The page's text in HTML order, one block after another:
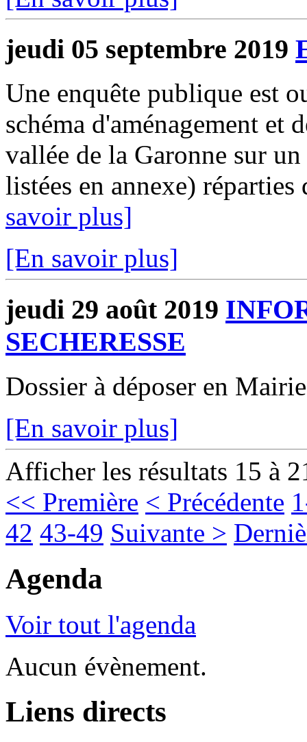
jeudi 05 septembre 2019
Une enquête publique est
schéma d'aménagement et
vallée de la Garonne sur
listées en annexe) réparties
savoir plus]
[En savoir plus]
jeudi 29 août 2019
SECHERESSE
Dossier à déposer en Mairie
[En savoir plus]
Afficher les résultats 15 à
<< Première < Précédente
42 43-49 Suivante >
Agenda
Voir tout l'agenda
Aucun évènement.
Liens directs